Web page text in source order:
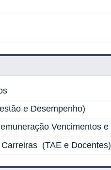
e Desempenho)
Vencimentos
(TAE e Docentes)